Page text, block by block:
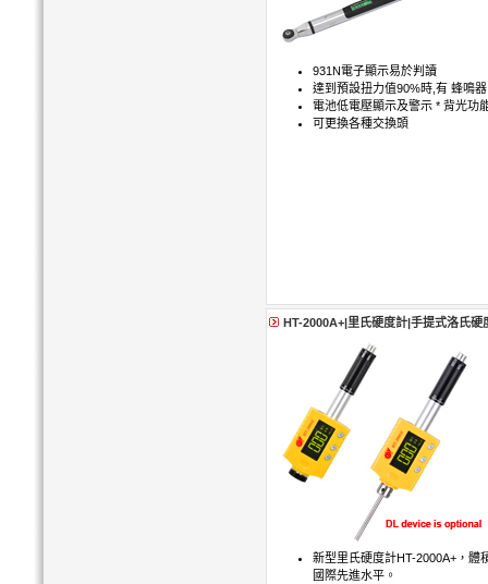
931N電子顯示易於判讀
達到預設扭力值90%時,有 蜂鳴
電池低電壓顯示及警示 * 背光功
可更換各種交換頭
HT-2000A+|里氏硬度計|手提式洛氏硬
新型里氏硬度計HT-2000A+，體
國際先進水平。